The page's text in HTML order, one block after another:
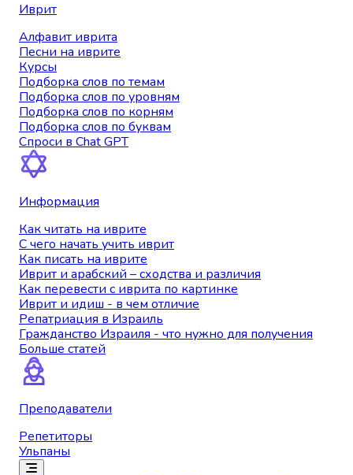
Иврит
Алфавит иврита
Песни на иврите
Курсы
Подборка слов по темам
Подборка слов по уровням
Подборка слов по корням
Подборка слов по буквам
Спроси в Chat GPT
Информация
Как читать на иврите
С чего начать учить иврит
Как писать на иврите
Иврит и арабский – сходства и различия
Как перевести с иврита по картинке
Иврит и идиш - в чем отличие
Репатриация в Израиль
Гражданство Израиля - что нужно для получения
Больше статей
Преподаватели
Репетиторы
Ульпаны